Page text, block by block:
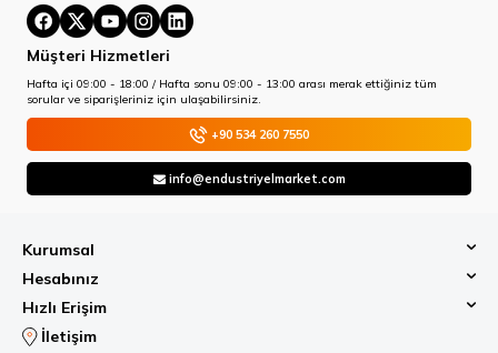
Müşteri Hizmetleri
Hafta içi 09:00 - 18:00 / Hafta sonu 09:00 - 13:00 arası merak ettiğiniz tüm
sorular ve siparişleriniz için ulaşabilirsiniz.
+90 534 260 7550
info@endustriyelmarket.com
Kurumsal
Hesabınız
Hızlı Erişim
İletişim